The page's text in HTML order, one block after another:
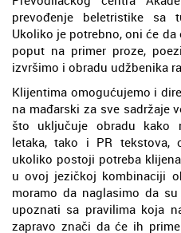
prevođenje beletristike sa
Ukoliko je potrebno, oni će
poput na primer proze,
izvršimo i obradu udžbenika
Klijentima omogućujemo i
na mađarski za sve sadržaje
što uključuje obradu kako
letaka, tako i PR tekstova,
ukoliko postoji potreba
u ovoj jezičkoj kombinaciji
moramo da naglasimo da
upoznati sa pravilima koja
zapravo znači da će ih